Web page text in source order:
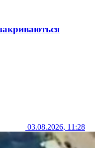
03.08.2026, 11:28